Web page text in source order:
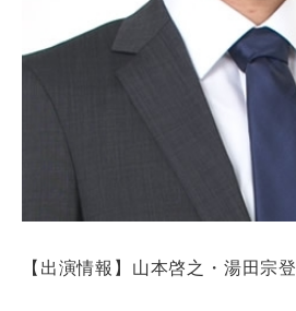
【出演情報】山本啓之・湯田宗登